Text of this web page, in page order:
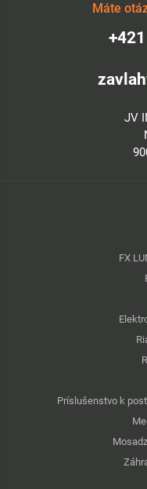
Máte
JV
FX
Príslušenstvo k